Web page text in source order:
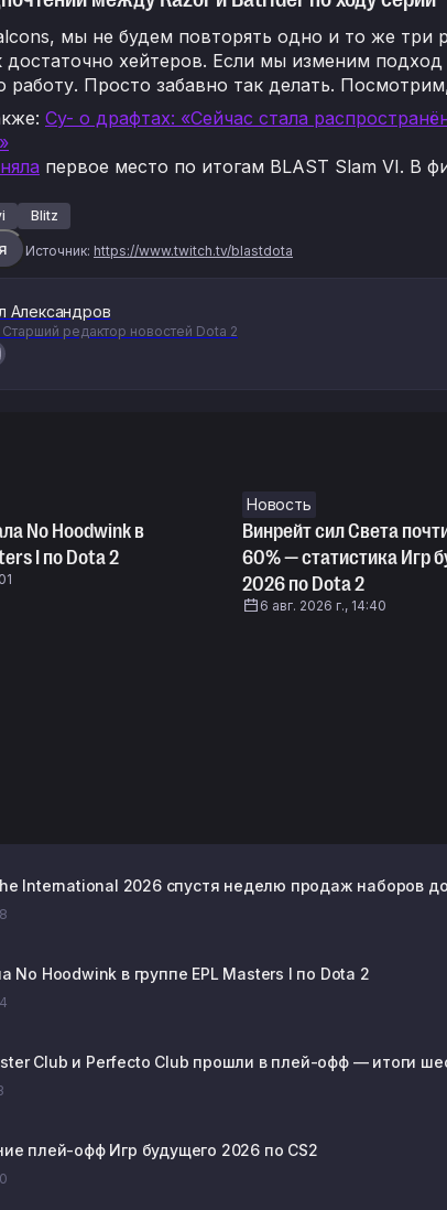
мы не будем повторять одно и то же три
достаточно хейтеров. Если мы изменим
работу. Просто забавно так делать.
Cy- о драфтах: «Сейчас стала
первое место по итогам BLAST Slam VI. В
Blitz
Источник: https://www.twitch.tv/blastdota
Александров
Старший редактор новостей Dota 2
No Hoodwink в
I по Dota 2
Новость
Винрейт сил Света
60% — статистика Игр
2026 по Dota 2
6 авг. 2026 г., 14:40
International 2026 спустя неделю продаж наборов
No Hoodwink в группе EPL Masters I по Dota 2
Club и Perfecto Club прошли в плей-офф — итоги
плей-офф Игр будущего 2026 по CS2